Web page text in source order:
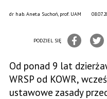
dr hab. Aneta Suchoń, prof. UAM
PODZIEL SIĘ
Od ponad 9 lat
WRSP od KOWR,
ustawowe zasady